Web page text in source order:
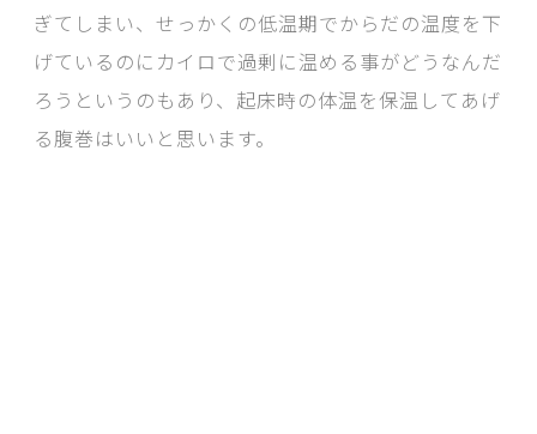
ぎてしまい、せっかくの低温期でからだの温度を下
げているのにカイロで過剰に温める事がどうなんだ
ろうというのもあり、起床時の体温を保温してあげ
る腹巻はいいと思います。